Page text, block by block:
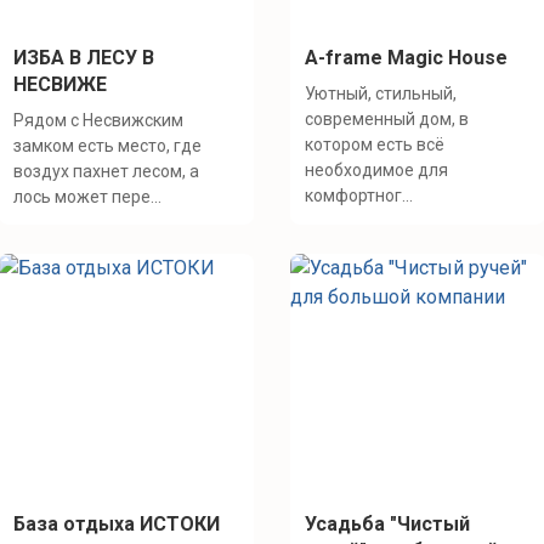
ИЗБА В ЛЕСУ В
НЕСВИЖЕ
Рядом с Несвижским
замком есть место, где
воздух пахнет лесом, а
лось может пере...
A-frame Magic House
Уютный, стильный,
современный дом, в
котором есть всё
необходимое для
комфортног...
База отдыха ИСТОКИ
Усадьба "Чистый